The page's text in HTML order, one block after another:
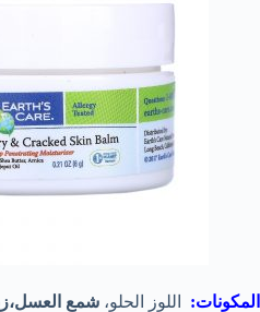
المكونات: اللوز الحلو، شمع